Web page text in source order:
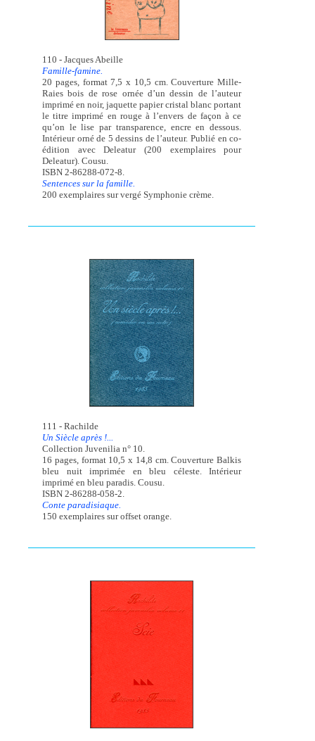
110 - Jacques Abeille
Famille-famine.
20 pages, format 7,5 x 10,5 cm. Couverture Mille-
Raies bois de rose ornée d’un dessin de l’auteur
imprimé en noir, jaquette papier cristal blanc portant
le titre imprimé en rouge à l’envers de façon à ce
qu’on le lise par transparence, encre en dessous.
Intérieur orné de 5 dessins de l’auteur. Publié en co-
édition avec Deleatur (200 exemplaires pour
Deleatur). Cousu.
ISBN 2-86288-072-8.
Sentences sur la famille.
200 exemplaires sur vergé Symphonie crème.
111 - Rachilde
Un Siècle après !...
Collection Juvenilia n° 10.
16 pages, format 10,5 x 14,8 cm. Couverture Balkis
bleu nuit imprimée en bleu céleste. Intérieur
imprimé en bleu paradis. Cousu.
ISBN 2-86288-058-2.
Conte paradisiaque.
150 exemplaires sur offset orange.